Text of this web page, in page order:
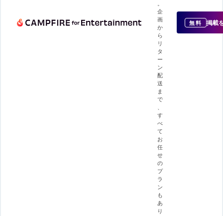
企
画
か
ら
リ
タ
ー
ン
配
送
ま
で
す
べ
て
お
任
せ
の
プ
ラ
ン
も
あ
り
無料 掲載